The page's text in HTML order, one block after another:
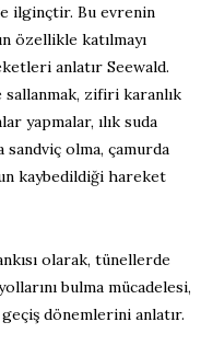
ilginçtir. Bu evrenin
özellikle katılmayı
anlatır Seewald.
sallanmak, zifiri karanlık
yapmalar, ılık suda
sandviç olma, çamurda
kaybedildiği hareket
olarak, tünellerde
bulma mücadelesi,
dönemlerini anlatır.